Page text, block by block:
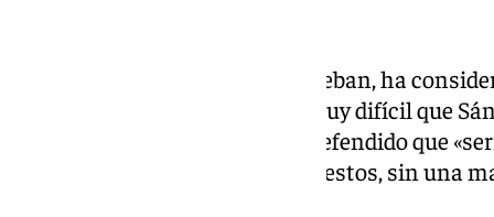
El presidente del PNV, Aitor Esteban, ha
«panorama», es «ciertamente muy difícil que
legislatura» y, por su parte, ha defendido que
de 2026 sin rumbo, sin presupuestos, sin una